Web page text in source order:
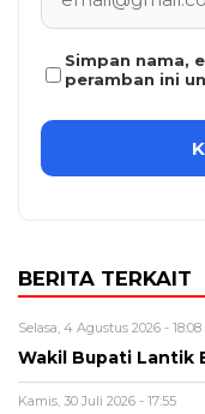
Simpan nama,
peramban ini
BERITA TERKAIT
Selasa, 4 Agustus 2026 - 18:08
Wakil Bupati Lantik
Kamis, 30 Juli 2026 - 17:55